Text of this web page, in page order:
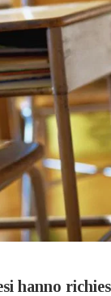
hanno